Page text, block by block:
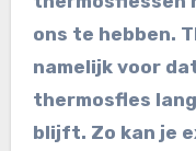
ons te hebben.
namelijk voor
thermosfles
blijft. Zo kan je